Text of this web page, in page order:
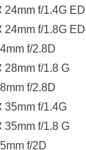
24mm f/1.4G ED
24mm f/1.8G ED
f/2.8D
28mm f/1.8 G
f/2.8D
35mm f/1.4G
35mm f/1.8 G
f/2D